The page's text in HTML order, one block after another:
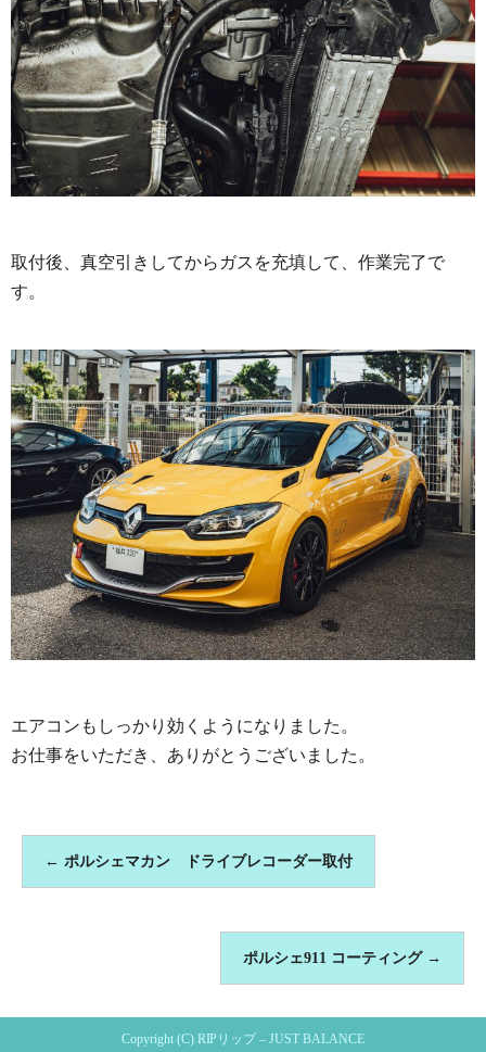
取付後、真空引きしてからガスを充填して、作業完了で
す。
エアコンもしっかり効くようになりました。
お仕事をいただき、ありがとうございました。
← ポルシェマカン ドライブレコーダー取付
ポルシェ911 コーティング →
Copyright (C) RIPリップ – JUST BALANCE